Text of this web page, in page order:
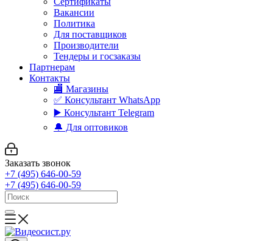
Вакансии
Политика
Для поставщиков
Производители
Тендеры и госзаказы
Партнерам
Контакты
🏬 Магазины
✅️ Консультант WhatsApp
▶️ Консультант Telegram
🔔 Для оптовиков
Заказать звонок
+7 (495) 646-00-59
+7 (495) 646-00-59